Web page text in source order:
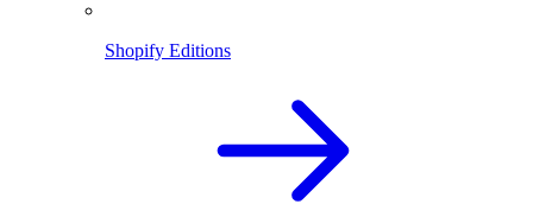
Shopify Editions